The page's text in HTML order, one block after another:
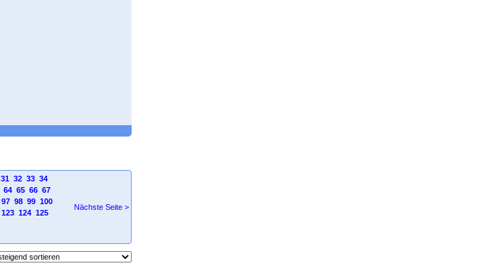
31 32 33 34
64 65 66 67
97 98 99 100
123 124 125
Nächste Seite >